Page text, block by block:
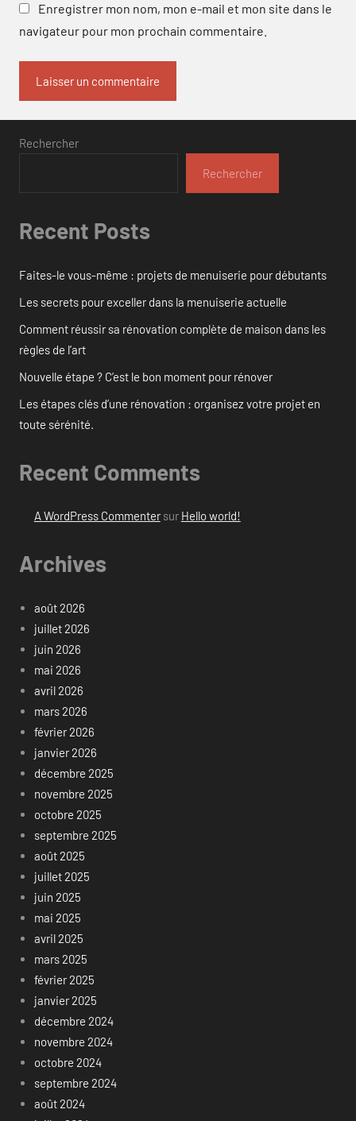
Enregistrer mon nom, mon e-mail et mon site dans le
navigateur pour mon prochain commentaire.
Rechercher
Rechercher
Recent Posts
Faites-le vous-même : projets de menuiserie pour débutants
Les secrets pour exceller dans la menuiserie actuelle
Comment réussir sa rénovation complète de maison dans les
règles de l’art
Nouvelle étape ? C’est le bon moment pour rénover
Les étapes clés d’une rénovation : organisez votre projet en
toute sérénité.
Recent Comments
A WordPress Commentersur Hello world!
Archives
août 2026
juillet 2026
juin 2026
mai 2026
avril 2026
mars 2026
février 2026
janvier 2026
décembre 2025
novembre 2025
octobre 2025
septembre 2025
août 2025
juillet 2025
juin 2025
mai 2025
avril 2025
mars 2025
février 2025
janvier 2025
décembre 2024
novembre 2024
octobre 2024
septembre 2024
août 2024